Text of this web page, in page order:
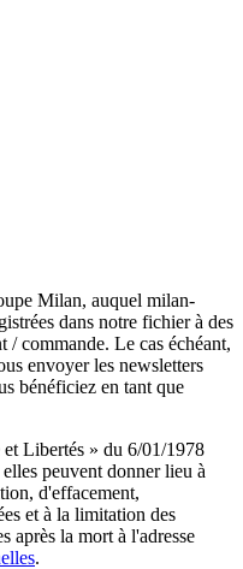
Milan, auquel milan-
dans notre fichier à des
/ commande. Le cas échéant,
envoyer les newsletters
bénéficiez en tant que
Libertés » du 6/01/1978
peuvent donner lieu à
d'effacement,
et à la limitation des
après la mort à l'adresse
.